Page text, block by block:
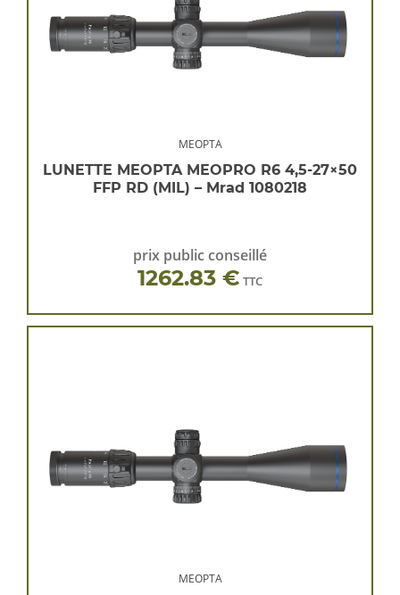
MEOPTA
LUNETTE MEOPTA MEOPRO R6 4,5-27×50
FFP RD (MIL) – Mrad 1080218
prix public conseillé
1262.83 € TTC
MEOPTA